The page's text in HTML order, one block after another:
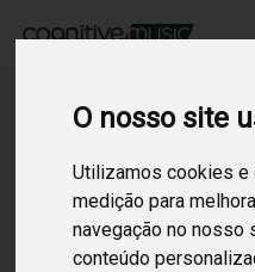
O nosso site
Utilizamos cookies
medição para
navegação no nosso
conteúdo
Resultados encontrados